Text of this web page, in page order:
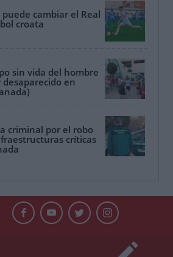
cambiar el Real
croata
sin vida del hombre
en
criminal por el robo
críticas